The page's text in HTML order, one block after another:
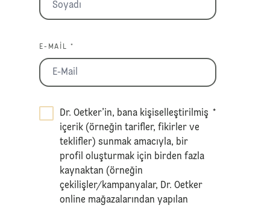
E-MAIL *
Dr. Oetker’in, bana kişiselleştirilmiş
içerik (örneğin tarifler, fikirler ve
teklifler) sunmak amacıyla, bir
profil oluşturmak için birden fazla
kaynaktan (örneğin
çekilişler/kampanyalar, Dr. Oetker
online mağazalarından yapılan
*